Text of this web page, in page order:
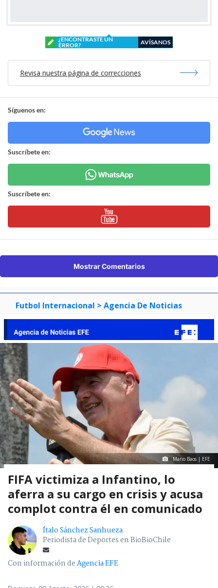
¿ENCONTRASTE UN
ERROR?
AVÍSANOS
Revisa nuestra página de correcciones
Síguenos en:
Suscríbete en:
Suscríbete en:
Mostrar Comentarios
Futbol Internacional > Agencia De Noticias
Mario Baos | EFE
FIFA victimiza a Infantino, lo
aferra a su cargo en crisis y acusa
complot contra él en comunicado
Ítalo Sánchez Sanhueza
Periodista de Deportes en BioBioChile
Con información deAgencia EFE